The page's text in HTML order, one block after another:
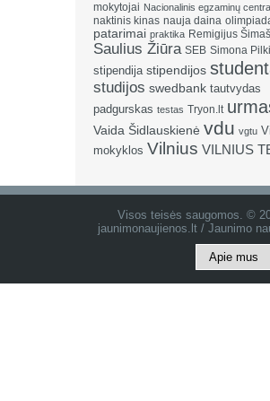
mokytojai Nacionalinis egzaminų
naktinis kinas nauja daina
patarimai praktika Remigijus
Saulius Žiūra SEB Simona
stipendija stipendijos
studijos swedbank tautvydas
padgurskas testas Tryon.lt
Vaida Šidlauskienė vdu vgtu
mokyklos Vilnius VILNIUS
Visos teisės saugomos. ©
jaunimonaujienos.lt / Jaunimo